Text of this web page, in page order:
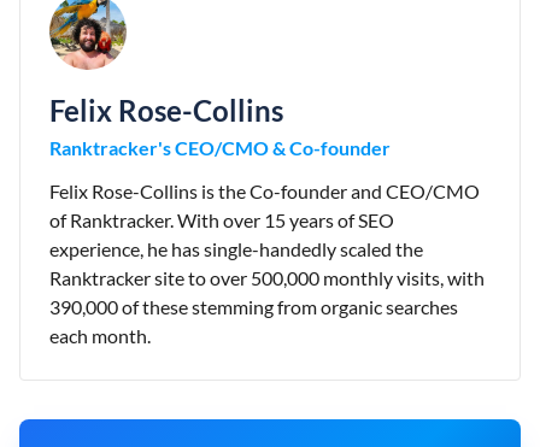
Felix Rose-Collins
Ranktracker's CEO/CMO & Co-founder
Felix Rose-Collins is the Co-founder and CEO/CMO
of Ranktracker. With over 15 years of SEO
experience, he has single-handedly scaled the
Ranktracker site to over 500,000 monthly visits, with
390,000 of these stemming from organic searches
each month.